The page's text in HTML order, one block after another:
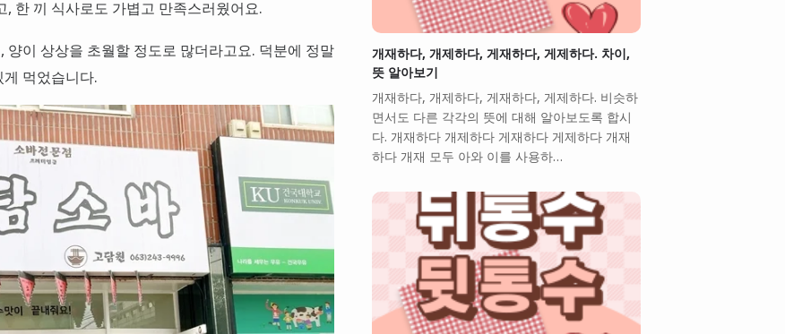
한 끼 식사로도 가볍고 만족스러웠어요.
이 상상을 초월할 정도로 많더라고요. 덕분에 정말
먹었습니다.
개재하다, 개제하다, 게재하다, 게제하다. 차이,
뜻 알아보기
개재하다, 개제하다, 게재하다, 게제하다. 비슷하
면서도 다른 각각의 뜻에 대해 알아보도록 합시
다. 개재하다 개제하다 게재하다 게제하다 개재
하다 개재 모두 아와 이를 사용하…